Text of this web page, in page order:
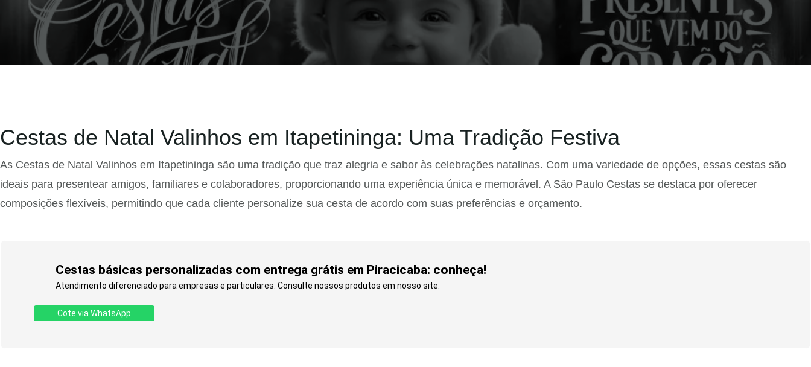
Cestas de Natal Valinhos em Itapetininga: Uma Tradição Festiva
As Cestas de Natal Valinhos em Itapetininga são uma tradição que traz alegria e sabor às celebrações natalinas. Com uma variedade de opções, essas cestas são
ideais para presentear amigos, familiares e colaboradores, proporcionando uma experiência única e memorável. A São Paulo Cestas se destaca por oferecer
composições flexíveis, permitindo que cada cliente personalize sua cesta de acordo com suas preferências e orçamento.
Cestas básicas personalizadas com entrega grátis em Piracicaba: conheça!
Atendimento diferenciado para empresas e particulares. Consulte nossos produtos em nosso site.
Cote via WhatsApp